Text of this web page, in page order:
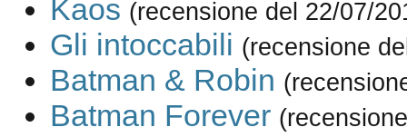
Kaos (recensione del 22/07/
Gli intoccabili (recensione
Batman & Robin
Batman Forever